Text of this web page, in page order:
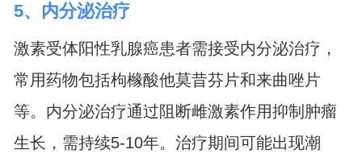
5、内分泌治疗
激素受体阳性乳腺癌患者需接受内分泌治疗，
常用药物包括枸橼酸他莫昔芬片和来曲唑片
等。内分泌治疗通过阻断雌激素作用抑制肿瘤
生长，需持续5-10年。治疗期间可能出现潮